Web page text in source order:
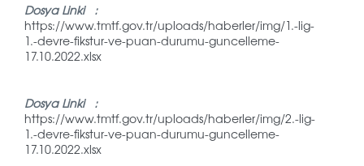
Dosya Linki :
https://www.tmtf.gov.tr/uploads/haberler/img/1.-lig-
1.-devre-fikstur-ve-puan-durumu-guncelleme-
17.10.2022.xlsx
Dosya Linki :
https://www.tmtf.gov.tr/uploads/haberler/img/2.-lig-
1.-devre-fikstur-ve-puan-durumu-guncelleme-
17.10.2022.xlsx